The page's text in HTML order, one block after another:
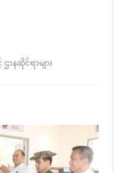
နဆိုင်ရာများ